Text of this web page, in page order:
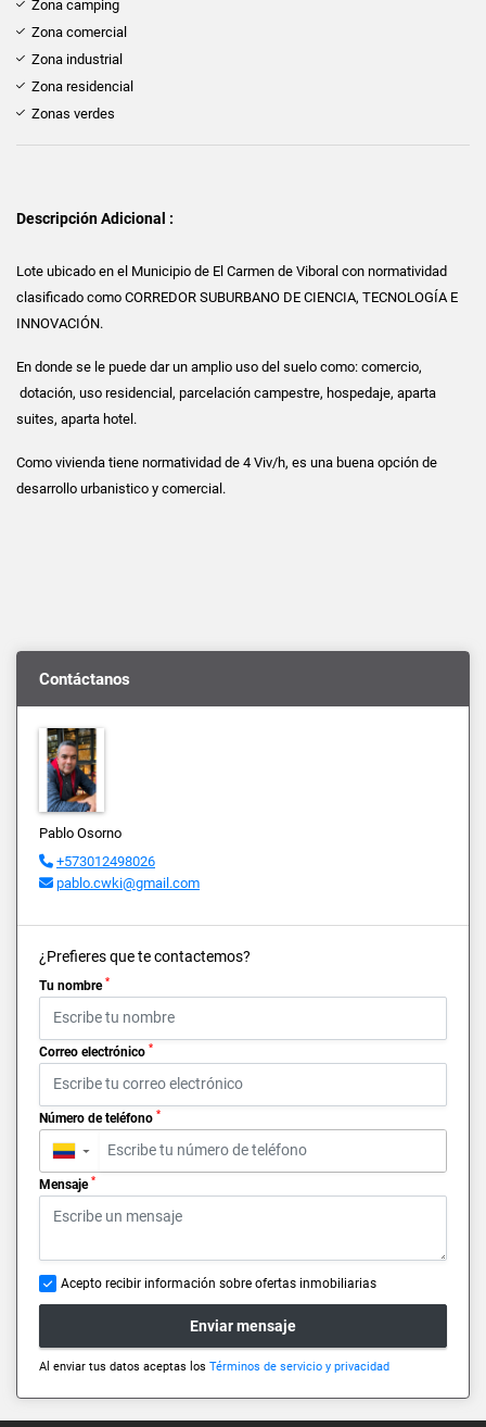
Zona camping
Zona comercial
Zona industrial
Zona residencial
Zonas verdes
Descripción Adicional :
Lote ubicado en el Municipio de El Carmen de Viboral con normatividad
clasificado como CORREDOR SUBURBANO DE CIENCIA, TECNOLOGÍA E
INNOVACIÓN.
En donde se le puede dar un amplio uso del suelo como: comercio,
dotación, uso residencial, parcelación campestre, hospedaje, aparta
suites, aparta hotel.
Como vivienda tiene normatividad de 4 Viv/h, es una buena opción de
desarrollo urbanistico y comercial.
Contáctanos
Pablo Osorno
+573012498026
pablo.cwki@gmail.com
¿Prefieres que te contactemos?
Tu nombre *
Correo electrónico *
Número de teléfono *
▼
Mensaje *
Acepto recibir información sobre ofertas inmobiliarias
Enviar mensaje
Al enviar tus datos aceptas los Términos de servicio y privacidad